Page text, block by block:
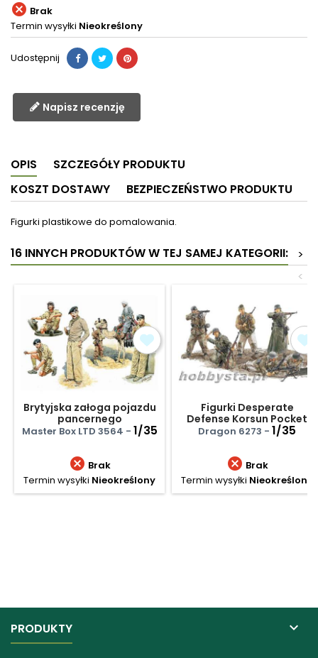
 Brak
Termin wysyłki Nieokreślony
Udostępnij
Napisz recenzję
OPIS
SZCZEGÓŁY PRODUKTU
KOSZT DOSTAWY
BEZPIECZEŃSTWO PRODUKTU
Figurki plastikowe do pomalowania.
16 INNYCH PRODUKTÓW W TEJ SAMEJ KATEGORII:
>
<
Brytyjska załoga pojazdu
pancernego
Master Box LTD 3564 - 1/35
 Brak
Termin wysyłki Nieokreślony
Figurki Desperate
Defense Korsun Pocket
1944
Dragon 6273 - 1/35
 Brak
Termin wysyłki Nieokreślony
PRODUKTY 